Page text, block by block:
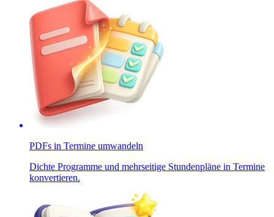
PDFs in Termine umwandeln
Dichte Programme und mehrseitige Stundenpläne in Termine
konvertieren.